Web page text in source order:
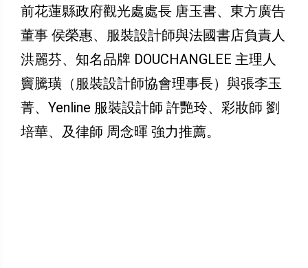
前花蓮縣政府觀光處處長 唐玉書、東方廣告
董事 侯榮惠、服裝設計師與法國書店負責人
洪麗芬、知名品牌 DOUCHANGLEE 主理人
竇騰璜（服裝設計師協會理事長）與張李玉
菁、Yenline 服裝設計師 許艷玲、彩妝師 劉
培華、及律師 周念暉 強力推薦。